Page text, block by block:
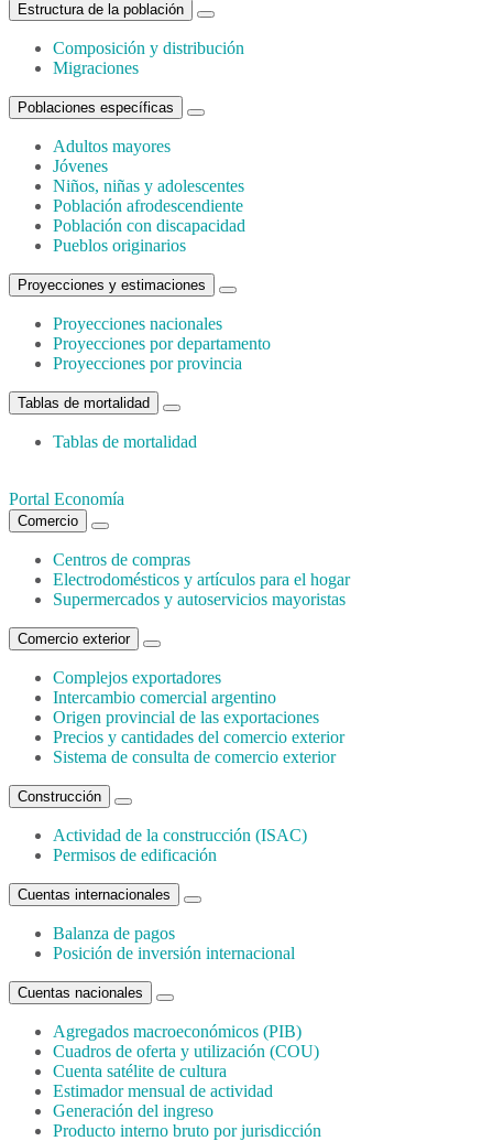
Estructura de la población
Composición y distribución
Migraciones
Poblaciones específicas
Adultos mayores
Jóvenes
Niños, niñas y adolescentes
Población afrodescendiente
Población con discapacidad
Pueblos originarios
Proyecciones y estimaciones
Proyecciones nacionales
Proyecciones por departamento
Proyecciones por provincia
Tablas de mortalidad
Tablas de mortalidad
Portal Economía
Comercio
Centros de compras
Electrodomésticos y artículos para el hogar
Supermercados y autoservicios mayoristas
Comercio exterior
Complejos exportadores
Intercambio comercial argentino
Origen provincial de las exportaciones
Precios y cantidades del comercio exterior
Sistema de consulta de comercio exterior
Construcción
Actividad de la construcción (ISAC)
Permisos de edificación
Cuentas internacionales
Balanza de pagos
Posición de inversión internacional
Cuentas nacionales
Agregados macroeconómicos (PIB)
Cuadros de oferta y utilización (COU)
Cuenta satélite de cultura
Estimador mensual de actividad
Generación del ingreso
Producto interno bruto por jurisdicción